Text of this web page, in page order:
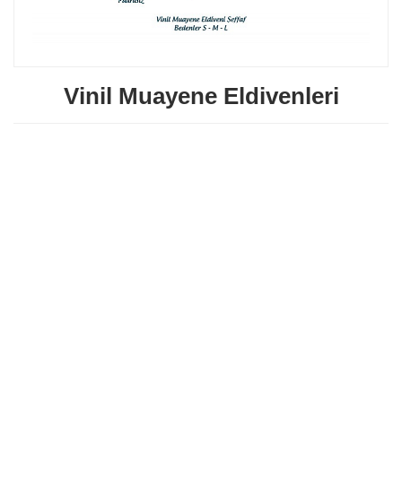
Vinil Muayene Eldivenleri